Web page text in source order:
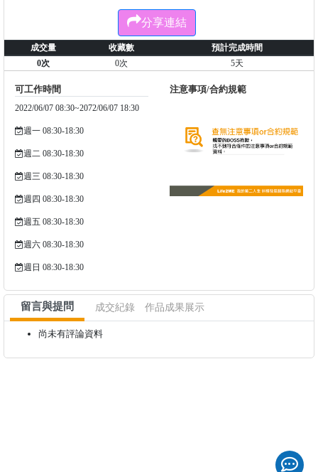
分享連結
成交量 收藏數
預計完成時間
0次
0次 5天
可工作時間
2022/06/07 08:30~2072/06/07 18:30
週一 08:30-18:30
週二 08:30-18:30
週三 08:30-18:30
週四 08:30-18:30
週五 08:30-18:30
週六 08:30-18:30
週日 08:30-18:30
注意事項/合約規範
留言與提問 成交紀錄 作品成果展示
尚未有評論資料